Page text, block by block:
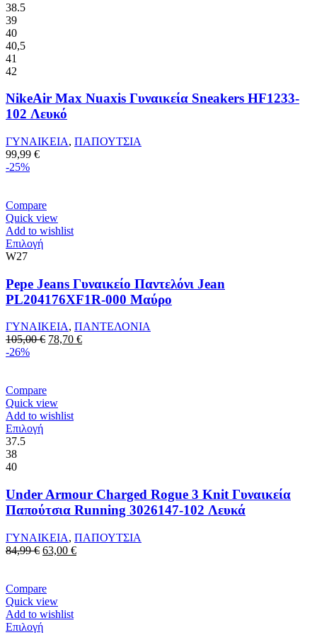
επιλεγούν
σελίδα
προϊόντος
38.5
39
40
40,5
41
42
NikeAir Max Nuaxis Γυναικεία Sneakers HF1233-
102 Λευκό
ΓΥΝΑΙΚΕΙΑ, ΠΑΠΟΥΤΣΙΑ
99,99 €
-25%
Compare
Quick view
Add to wishlist
ΕπιλογήΑυτό
έχει
πολλαπλές
παραλλαγές.
επιλογές
μπορούν
σελίδα
του
προϊόντος
W27
Pepe Jeans Γυναικείο Παντελόνι Jean
PL204176XF1R-000 Μαύρο
ΓΥΝΑΙΚΕΙΑ, ΠΑΝΤΕΛΟΝΙΑ
105,00€ Original
78,70 €Η
-26%
Compare
Quick view
Add to wishlist
ΕπιλογήΑυτό
παραλλαγές.
Οι
επιλογές
να
επιλεγούν
του
προϊόντος
37.5
38
40
Under Armour Charged Rogue 3 Knit Γυναικεία
Παπούτσια Running 3026147-102 Λευκά
ΓΥΝΑΙΚΕΙΑ, ΠΑΠΟΥΤΣΙΑ
84,99€ Original
84,99 €.
63,00 €Η
Compare
Quick view
Add to wishlist
ΕπιλογήΑυτό